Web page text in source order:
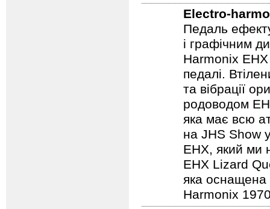
Electro-
Педаль
і графічним
Harmonix
педалі.
та вібрації
родоводом
яка має всю
на JHS Show
EHX, який ми
EHX Lizard
яка оснащена
Harmonix